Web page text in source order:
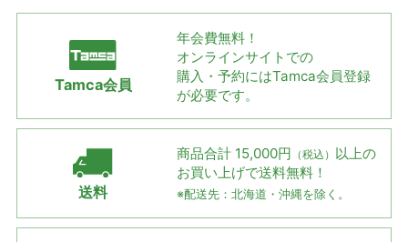
Tamca会員
年会費無料！
オンラインサイトでの
購入・予約にはTamca会員登録
が必要です。
送料
商品合計 15,000円 （税込） 以上の
お買い上げで送料無料！
※配送先：北海道・沖縄を除く。